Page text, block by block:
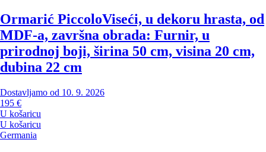
Ormarić PiccoloViseći, u dekoru hrasta, od
MDF-a, završna obrada: Furnir, u
prirodnoj boji, širina 50 cm, visina 20 cm,
dubina 22 cm
Dostavljamo od 10. 9. 2026
195 €
U košaricu
U košaricu
Germania